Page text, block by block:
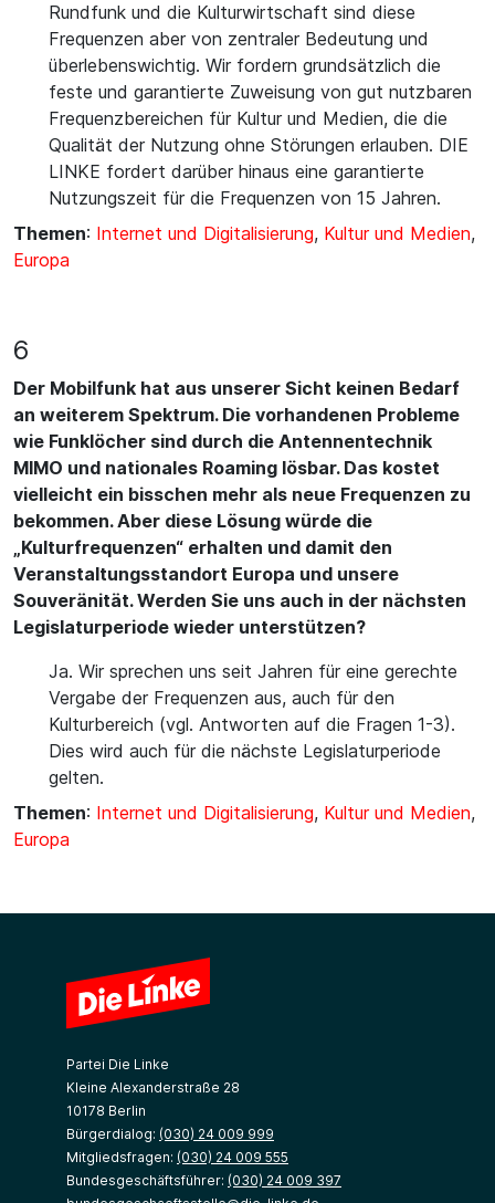
Rundfunk und die Kulturwirtschaft sind diese
Frequenzen aber von zentraler Bedeutung und
überlebenswichtig. Wir fordern grundsätzlich die
feste und garantierte Zuweisung von gut nutzbaren
Frequenzbereichen für Kultur und Medien, die die
Qualität der Nutzung ohne Störungen erlauben. DIE
LINKE fordert darüber hinaus eine garantierte
Nutzungszeit für die Frequenzen von 15 Jahren.
Themen: Internet und Digitalisierung, Kultur und Medien,
Europa
6
Der Mobilfunk hat aus unserer Sicht keinen Bedarf
an weiterem Spektrum. Die vorhandenen Probleme
wie Funklöcher sind durch die Antennentechnik
MIMO und nationales Roaming lösbar. Das kostet
vielleicht ein bisschen mehr als neue Frequenzen zu
bekommen. Aber diese Lösung würde die
„Kulturfrequenzen“ erhalten und damit den
Veranstaltungsstandort Europa und unsere
Souveränität. Werden Sie uns auch in der nächsten
Legislaturperiode wieder unterstützen?
Ja. Wir sprechen uns seit Jahren für eine gerechte
Vergabe der Frequenzen aus, auch für den
Kulturbereich (vgl. Antworten auf die Fragen 1-3).
Dies wird auch für die nächste Legislaturperiode
gelten.
Themen: Internet und Digitalisierung, Kultur und Medien,
Europa
Partei Die Linke
Kleine Alexanderstraße 28
10178 Berlin
Bürgerdialog: (030) 24 009 999
Mitgliedsfragen: (030) 24 009 555
Bundesgeschäftsführer: (030) 24 009 397